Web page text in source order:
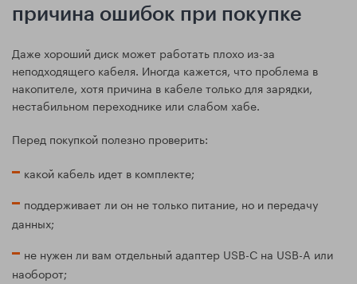
причина ошибок при покупке
Даже хороший диск может работать плохо из-за
неподходящего кабеля. Иногда кажется, что проблема в
накопителе, хотя причина в кабеле только для зарядки,
нестабильном переходнике или слабом хабе.
Перед покупкой полезно проверить:
какой кабель идет в комплекте;
поддерживает ли он не только питание, но и передачу
данных;
не нужен ли вам отдельный адаптер USB-C на USB-A или
наоборот;